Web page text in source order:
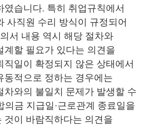
였습니다. 특히 취업규칙에서
사직원 수리 방식이 규정되어
서 내용 역시 해당 절차와
계할 필요가 있다는 의견을
직일이 확정되지 않은 상태에서
동적으로 정하는 경우에는
차와의 불일치 문제가 발생할 수
의금 지급일·근로관계 종료일을
것이 바람직하다는 의견을